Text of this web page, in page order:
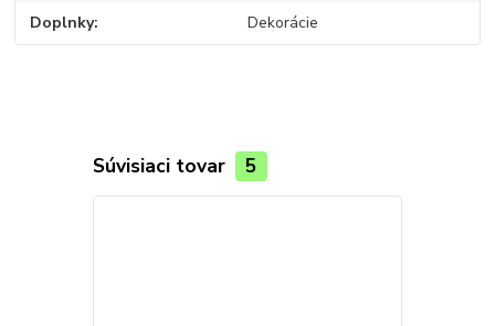
Doplnky Dekorácie
Súvisiaci tovar 5